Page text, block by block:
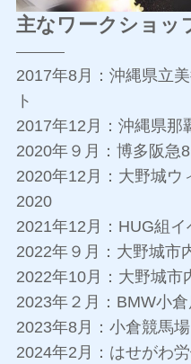
主なワークショッ
2017年8月：沖縄県立
ト
2017年12月：沖縄県那
2020年９月：博多阪急
2020年12月：大野城ウ
2020
2021年12月：HUG組イ
2022年９月：大野城市
2022年10月：大野城市
2023年２月：BMW小
2023年8月：小倉競馬場
2024年2月：はせがわ